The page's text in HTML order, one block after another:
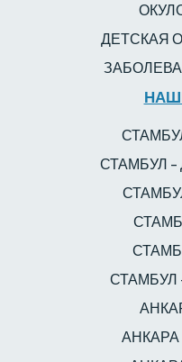
ДЕТСКАЯ
СТАМБУЛ
СТАМБУЛ